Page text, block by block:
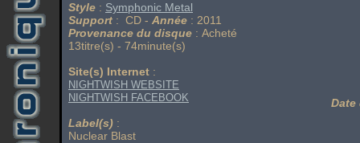
Style : Symphonic Metal
Support : CD - Année : 2011
Provenance du disque : Acheté
13titre(s) - 74minute(s)
Site(s) Internet :
NIGHTWISH WEBSITE
NIGHTWISH FACEBOOK
Label(s) :
Nuclear Blast